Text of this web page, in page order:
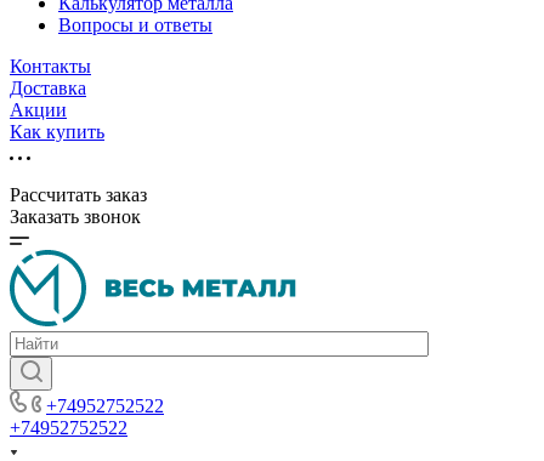
Вопросы и ответы
Контакты
Доставка
Акции
Как купить
Рассчитать заказ
Заказать звонок
+74952752522
+74952752522